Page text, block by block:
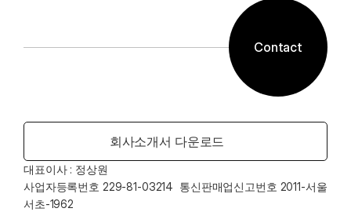
Contact
회사소개서 다운로드
대표이사 : 정상원
사업자등록번호 229-81-03214  통신판매업신고번호 2011-서울
서초-1962